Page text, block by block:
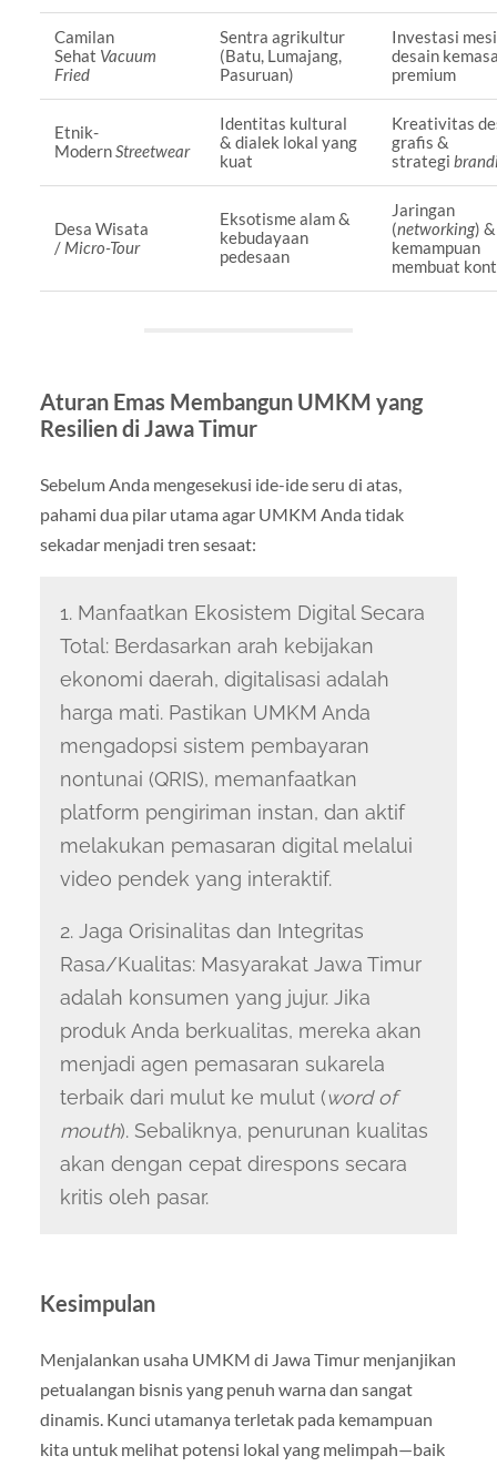
Camilan
Sehat Vacuum
Fried
Sentra agrikultur
(Batu, Lumajang,
Pasuruan)
Investasi
desain
premium
Etnik-
ModernStreetwear
Identitas kultural
& dialek lokal yang
kuat
Kreativitas
grafis &
strategi
Desa Wisata
/Micro-Tour
Eksotisme alam &
kebudayaan
pedesaan
Jaringan
(networking) &
kemampuan
membuat
Aturan Emas Membangun UMKM yang
Resilien di Jawa Timur
Sebelum Anda mengesekusi ide-ide seru di atas,
pahami dua pilar utama agar UMKM Anda tidak
sekadar menjadi tren sesaat:
1. Manfaatkan Ekosistem Digital Secara
Total: Berdasarkan arah kebijakan
ekonomi daerah, digitalisasi adalah
harga mati. Pastikan UMKM Anda
mengadopsi sistem pembayaran
nontunai (QRIS), memanfaatkan
platform pengiriman instan, dan aktif
melakukan pemasaran digital melalui
video pendek yang interaktif.
2. Jaga Orisinalitas dan Integritas
Rasa/Kualitas: Masyarakat Jawa Timur
adalah konsumen yang jujur. Jika
produk Anda berkualitas, mereka akan
menjadi agen pemasaran sukarela
terbaik dari mulut ke mulut (word of
mouth). Sebaliknya, penurunan kualitas
akan dengan cepat direspons secara
kritis oleh pasar.
Kesimpulan
Menjalankan usaha UMKM di Jawa Timur menjanjikan
petualangan bisnis yang penuh warna dan sangat
dinamis. Kunci utamanya terletak pada kemampuan
kita untuk melihat potensi lokal yang melimpah—baik